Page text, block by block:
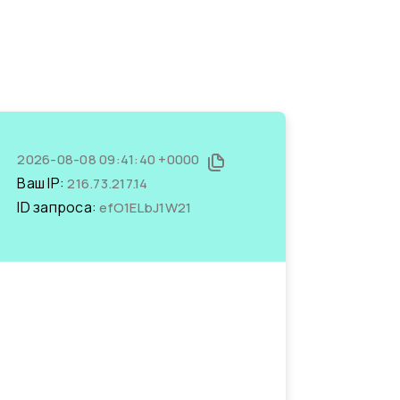
2026-08-08 09:41:40 +0000
Ваш IP:216.73.217.14
ID запроса:efO1ELbJ1W21